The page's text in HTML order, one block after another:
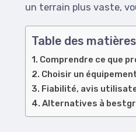
un terrain plus vaste,
Table des matières
Comprendre ce que
Choisir un
Fiabilité, avis
Alternatives à